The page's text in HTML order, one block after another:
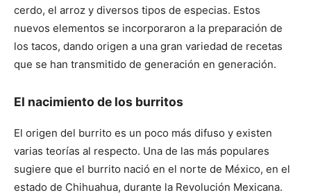
cerdo, el arroz y diversos tipos de especias. Estos
nuevos elementos se incorporaron a la preparación de
los tacos, dando origen a una gran variedad de recetas
que se han transmitido de generación en generación.
El nacimiento de los burritos
El origen del burrito es un poco más difuso y existen
varias teorías al respecto. Una de las más populares
sugiere que el burrito nació en el norte de México, en el
estado de Chihuahua, durante la Revolución Mexicana.